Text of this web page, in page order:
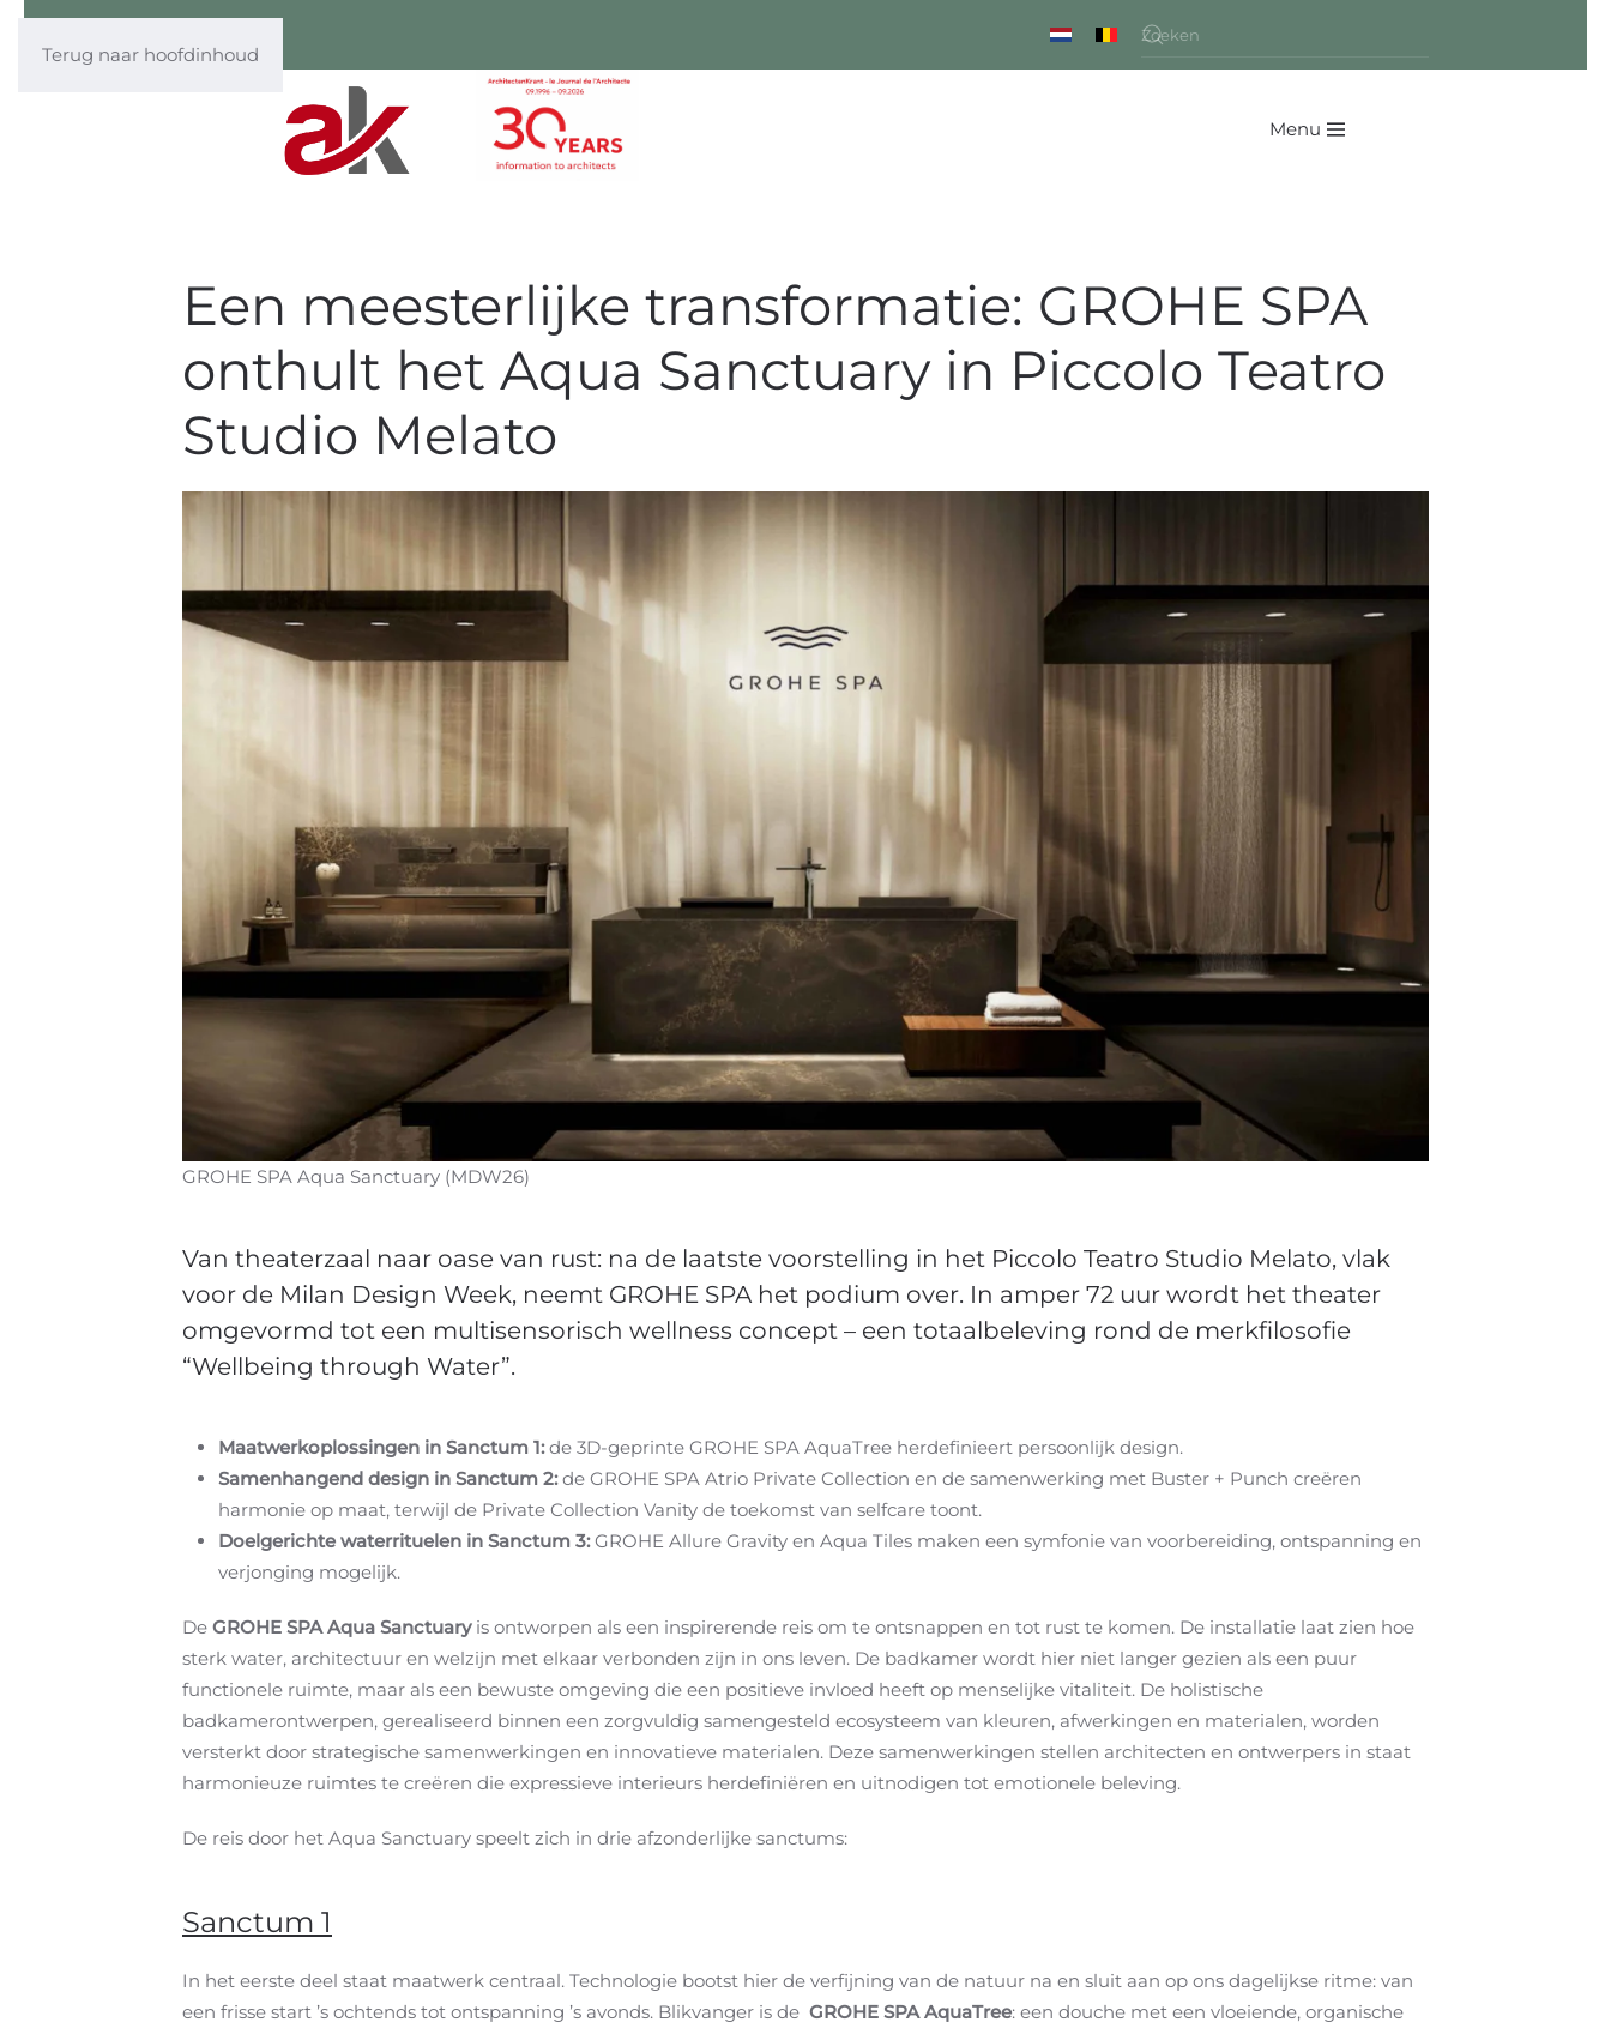
Terug naar hoofdinhoud
Menu
Een meesterlijke transformatie: GROHE SPA
onthult het Aqua Sanctuary in Piccolo Teatro
Studio Melato
GROHE SPA Aqua Sanctuary (MDW26)
Van theaterzaal naar oase van rust: na de laatste voorstelling in het Piccolo Teatro Studio Melato, vlak
voor de Milan Design Week, neemt GROHE SPA het podium over. In amper 72 uur wordt het theater
omgevormd tot een multisensorisch wellness concept – een totaalbeleving rond de merkfilosofie
“Wellbeing through Water”.
Maatwerkoplossingen in Sanctum 1:de 3D-geprinte GROHE SPA AquaTree herdefinieert persoonlijk design.
Samenhangend design in Sanctum 2:de GROHE SPA Atrio Private Collection en de samenwerking met Buster + Punch creëren
harmonie op maat, terwijl de Private Collection Vanity de toekomst van selfcare toont.
Doelgerichte waterrituelen in Sanctum 3:GROHE Allure Gravity en Aqua Tiles maken een symfonie van voorbereiding, ontspanning en
verjonging mogelijk.
De GROHE SPA Aqua Sanctuaryis ontworpen als een inspirerende reis om te ontsnappen en tot rust te komen. De installatie laat zien hoe
sterk water, architectuur en welzijn met elkaar verbonden zijn in ons leven. De badkamer wordt hier niet langer gezien als een puur
functionele ruimte, maar als een bewuste omgeving die een positieve invloed heeft op menselijke vitaliteit. De holistische
badkamerontwerpen, gerealiseerd binnen een zorgvuldig samengesteld ecosysteem van kleuren, afwerkingen en materialen, worden
versterkt door strategische samenwerkingen en innovatieve materialen. Deze samenwerkingen stellen architecten en ontwerpers in staat
harmonieuze ruimtes te creëren die expressieve interieurs herdefiniëren en uitnodigen tot emotionele beleving.
De reis door het Aqua Sanctuary speelt zich in drie afzonderlijke sanctums:
Sanctum 1
In het eerste deel staat maatwerk centraal. Technologie bootst hier de verfijning van de natuur na en sluit aan op ons dagelijkse ritme: van
een frisse start ’s ochtends tot ontspanning ’s avonds. Blikvanger is de GROHE SPA AquaTree: een douche met een vloeiende, organische